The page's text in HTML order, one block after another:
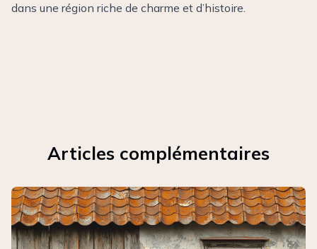
dans une région riche de charme et d’histoire.
Articles complémentaires